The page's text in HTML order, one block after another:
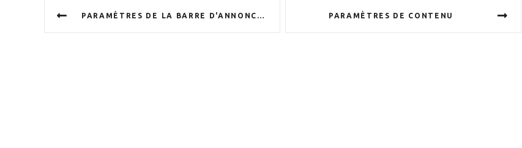
PARAMÈTRES DE LA BARRE D'ANNONCES PARAMÈTRES DE CONTENU